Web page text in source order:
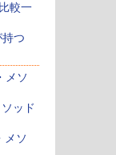
較一
つ
メソ
ッド
メソ